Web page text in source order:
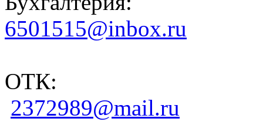
6501515@inbox.ru
ОТК:
2372989@mail.ru